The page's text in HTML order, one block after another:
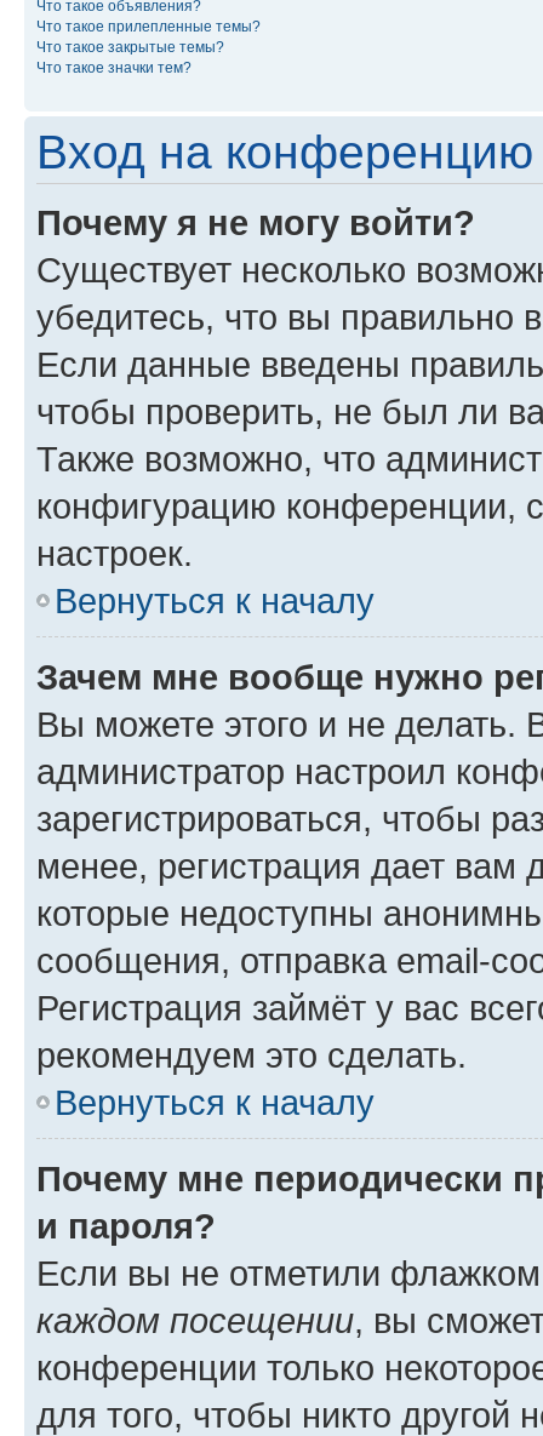
Что такое объявления?
Что такое прилепленные темы?
Что такое закрытые темы?
Что такое значки тем?
Вход на конференцию
Почему я не могу войти?
Существует несколько
убедитесь, что вы правильно
Если данные введены
чтобы проверить, не был ли
Также возможно, что
конфигурацию конференции,
настроек.
Вернуться к началу
Зачем мне вообще нужно
Вы можете этого и не делать.
администратор настроил
зарегистрироваться, чтобы
менее, регистрация дает вам
которые недоступны
сообщения, отправка email-
Регистрация займёт у вас
рекомендуем это сделать.
Вернуться к началу
Почему мне периодически
и пароля?
Если вы не отметили
каждом посещении, вы
конференции только
для того, чтобы никто другой